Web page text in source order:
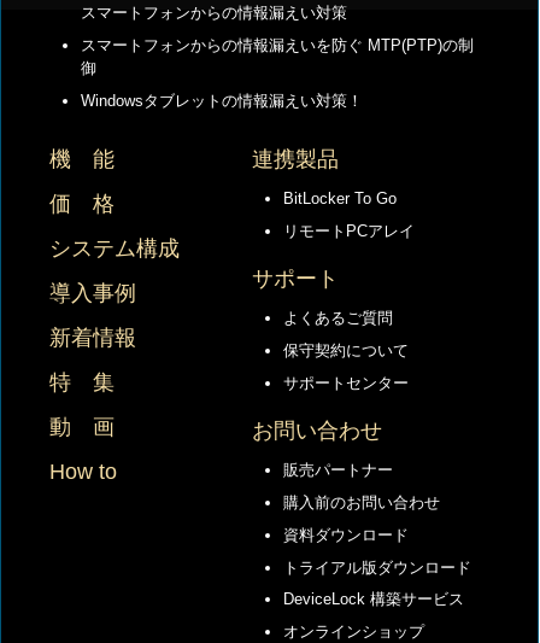
スマートフォンからの情報漏えい対策
スマートフォンからの情報漏えいを防ぐ MTP(PTP)の制
御
Windowsタブレットの情報漏えい対策！
機 能
価 格
システム構成
導入事例
新着情報
特 集
動 画
How to
連携製品
BitLocker To Go
リモートPCアレイ
サポート
よくあるご質問
保守契約について
サポートセンター
お問い合わせ
販売パートナー
購入前のお問い合わせ
資料ダウンロード
トライアル版ダウンロード
DeviceLock 構築サービス
オンラインショップ